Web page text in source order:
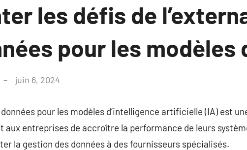
les défis de
pour les modèles
juin 6, 2024
pour les modèles d’intelligence artificielle (IA) est
aux entreprises de accroître la performance de leurs
la gestion des données à des fournisseurs spécialisés.